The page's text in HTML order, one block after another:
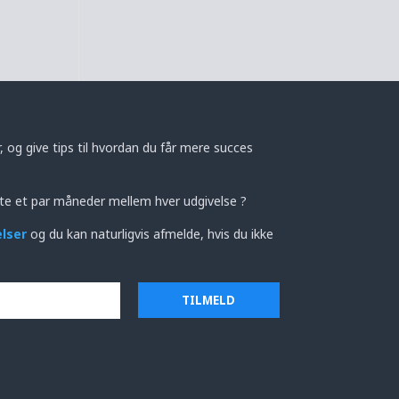
give tips til hvordan du får mere succes
et par måneder mellem hver udgivelse ?
og du kan naturligvis afmelde, hvis du ikke